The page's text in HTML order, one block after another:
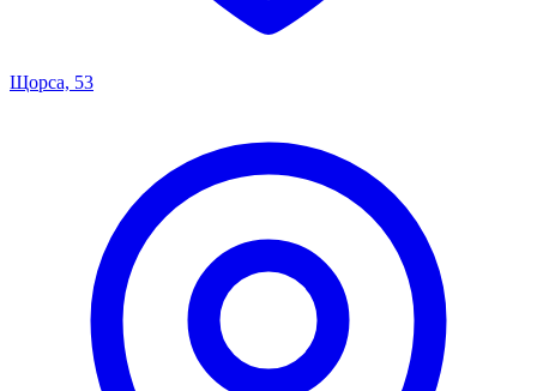
Щорса, 53